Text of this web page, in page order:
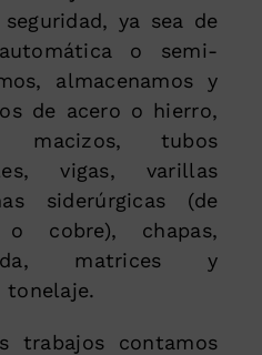
ya sea de
o semi-
almacenamos y
de acero o hierro,
macizos, tubos
vigas, varillas
siderúrgicas (de
cobre), chapas,
matrices y
tonelaje.
trabajos contamos